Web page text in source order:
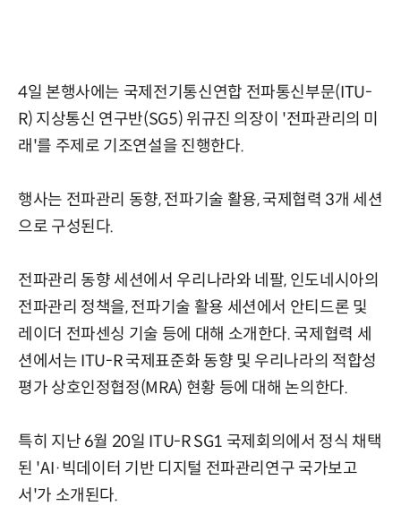
4일 본행사에는 국제전기통신연합 전파통신부문(ITU-
R) 지상통신 연구반(SG5) 위규진 의장이 '전파관리의 미
래'를 주제로 기조연설을 진행한다.
행사는 전파관리 동향, 전파기술 활용, 국제협력 3개 세션
으로 구성된다.
전파관리 동향 세션에서 우리나라와 네팔, 인도네시아의
전파관리 정책을, 전파기술 활용 세션에서 안티드론 및
레이더 전파센싱 기술 등에 대해 소개한다. 국제협력 세
션에서는 ITU-R 국제표준화 동향 및 우리나라의 적합성
평가 상호인정협정(MRA) 현황 등에 대해 논의한다.
특히 지난 6월 20일 ITU-R SG1 국제회의에서 정식 채택
된 'AI·빅데이터 기반 디지털 전파관리연구 국가보고
서'가 소개된다.